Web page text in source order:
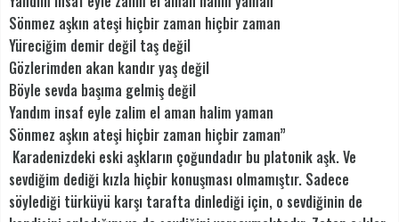
Sönmez aşkın ateşi hiçbir zaman hiçbir zaman
Yüreciğim demir değil taş değil
Gözlerimden akan kandır yaş değil
Böyle sevda başıma gelmiş değil
Yandım insaf eyle zalim el aman halim yaman
Sönmez aşkın ateşi hiçbir zaman hiçbir zaman”
Karadenizdeki eski aşkların çoğundadır bu platonik aşk. Ve
sevdiğim dediği kızla hiçbir konuşması olmamıştır. Sadece
söylediği türküyü karşı tarafta dinlediği için, o sevdiğinin de